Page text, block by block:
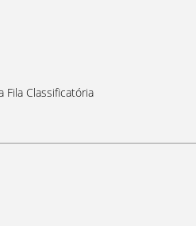
Classificatória